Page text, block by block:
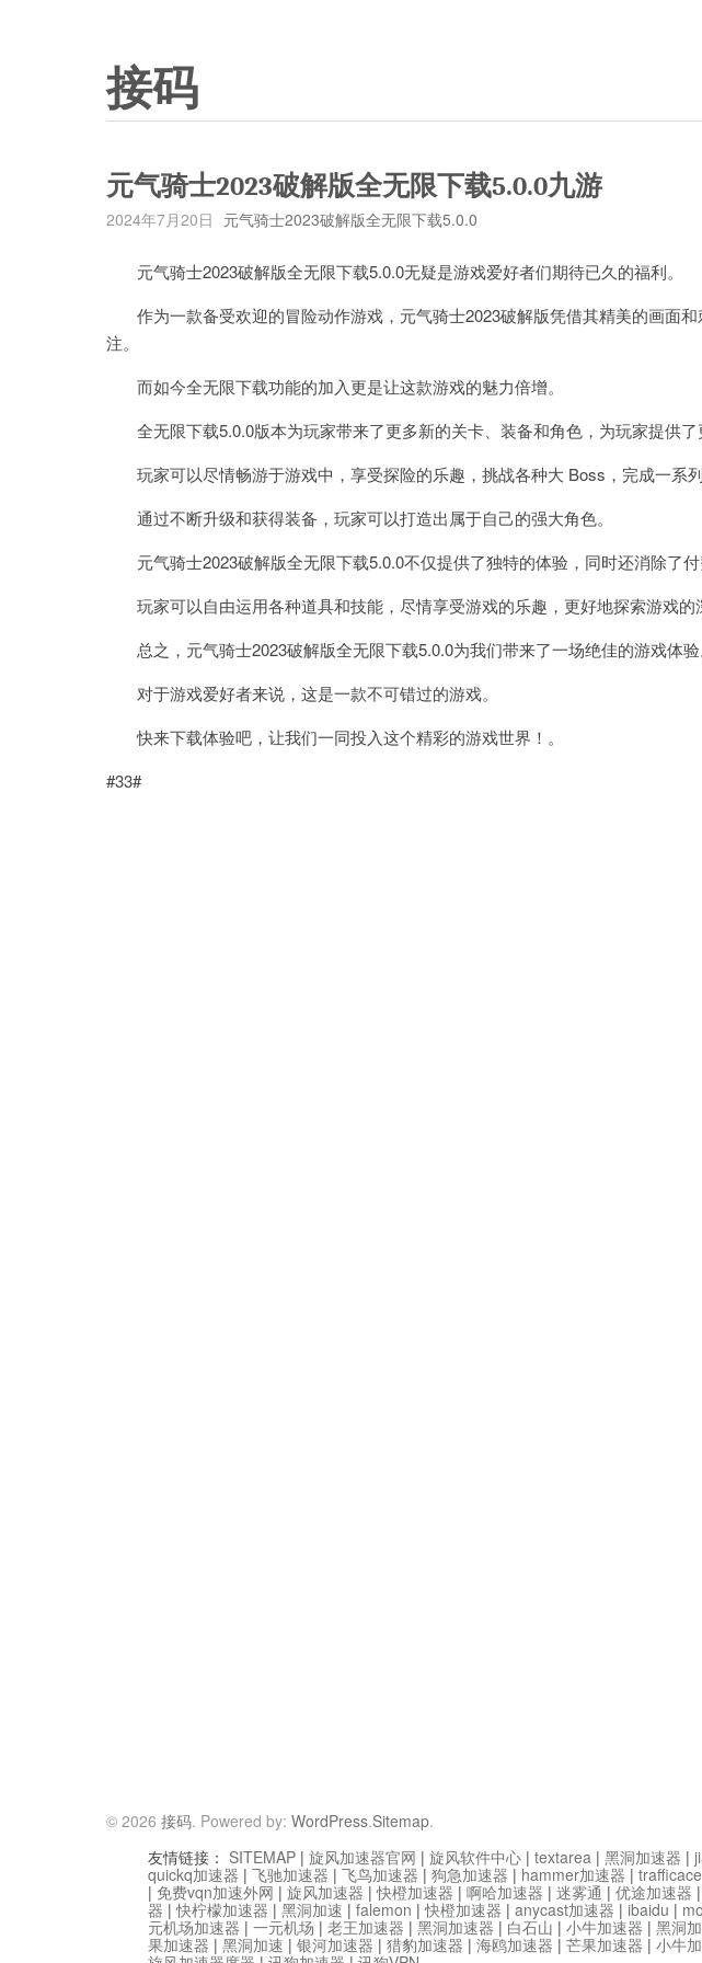
接码
元气骑士2023破解版全无限下载5.0.0九游
2024年7月20日 元气骑士2023破解版全无限下载5.0.0
元气骑士2023破解版全无限下载5.0.0无疑是游戏爱好者们期待已久的福利。
作为一款备受欢迎的冒险动作游戏，元气骑士2023破解版凭借其精美的画面和
注。
而如今全无限下载功能的加入更是让这款游戏的魅力倍增。
全无限下载5.0.0版本为玩家带来了更多新的关卡、装备和角色，为玩家提供了
玩家可以尽情畅游于游戏中，享受探险的乐趣，挑战各种大 Boss，完成一系列
通过不断升级和获得装备，玩家可以打造出属于自己的强大角色。
元气骑士2023破解版全无限下载5.0.0不仅提供了独特的体验，同时还消除了付
玩家可以自由运用各种道具和技能，尽情享受游戏的乐趣，更好地探索游戏的
总之，元气骑士2023破解版全无限下载5.0.0为我们带来了一场绝佳的游戏体验
对于游戏爱好者来说，这是一款不可错过的游戏。
快来下载体验吧，让我们一同投入这个精彩的游戏世界！。
#33#
© 2026 接码. Powered by: WordPress.Sitemap.
友情链接： SITEMAP | 旋风加速器官网 | 旋风软件中心 | textarea | 黑洞加速器 |
quickq加速器 | 飞驰加速器 | 飞鸟加速器 | 狗急加速器 | hammer加速器 | trafficace
| 免费vqn加速外网 | 旋风加速器 |快橙加速器 | 啊哈加速器 | 迷雾通 | 优途加速器 |
器 |快柠檬加速器 | 黑洞加速 | falemon |快橙加速器 | anycast加速器 | ibaidu |
元机场加速器 | 一元机场 | 老王加速器 | 黑洞加速器 | 白石山 | 小牛加速器 | 黑洞
果加速器 | 黑洞加速 | 银河加速器 | 猎豹加速器 | 海鸥加速器 | 芒果加速器 | 小牛